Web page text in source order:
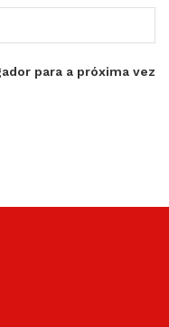
para a próxima vez